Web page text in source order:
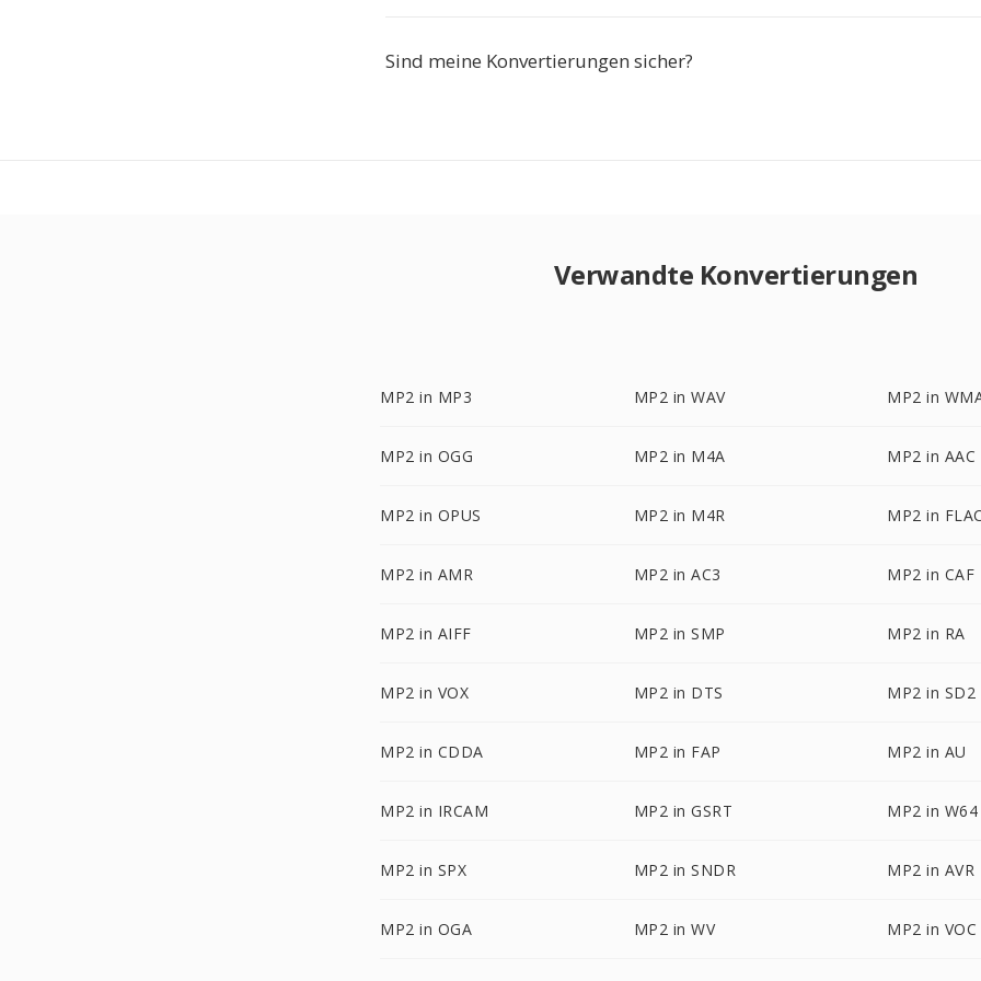
Sind meine Konvertierungen sicher?
Verwandte Konvertierungen
MP2 in MP3 MP2 in WAV MP2 in
MP2 in OGG MP2 in M4A MP2 in AAC
MP2 in OPUS MP2 in M4R MP2 in
MP2 in AMR MP2 in AC3 MP2 in CAF
MP2 in AIFF MP2 in SMP MP2 in RA
MP2 in VOX MP2 in DTS MP2 in SD2
MP2 in CDDA MP2 in FAP MP2 in AU
MP2 in IRCAM MP2 in GSRT MP2 in W64
MP2 in SPX MP2 in SNDR MP2 in AVR
MP2 in OGA MP2 in WV MP2 in VOC